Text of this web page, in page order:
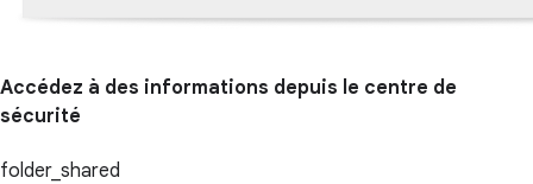
Accédez à des informations depuis le centre de
sécurité
folder_shared